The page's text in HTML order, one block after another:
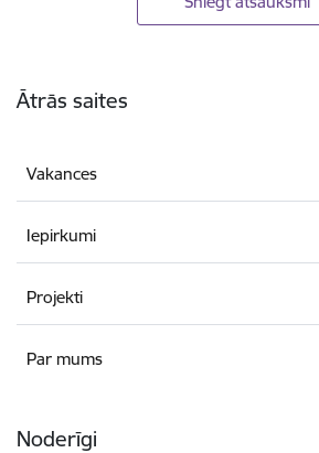
Ātrās saites
Vakances
Iepirkumi
Projekti
Par mums
Noderīgi